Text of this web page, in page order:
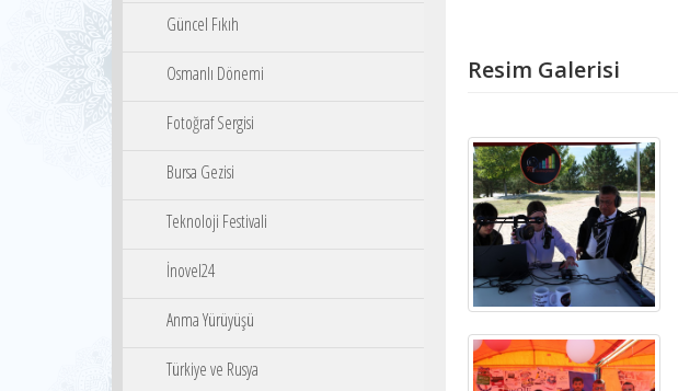
Güncel Fıkıh
Osmanlı Dönemi
Fotoğraf Sergisi
Bursa Gezisi
Teknoloji Festivali
İnovel24
Anma Yürüyüşü
Türkiye ve Rusya
Resim Galerisi